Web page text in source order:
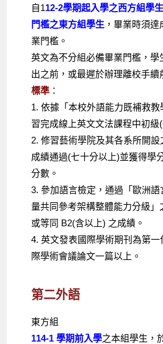
自112-2學期起入學之西方組學
門檻之東方組學生 ，畢業時須
業門檻。
英文為不分組必備畢業門檻，學
出之前，或最遲於辦理離校手續
標準 ：
1. 依據「本校外語能力既補救
習完成線上英文文法課程中初級
2. 修習藝術學院及其各系所開設
成績通過(七十分以上)並獲得學
分數。
3. 參加語言檢定，通過「歐洲
量共同參考架構整體能力分級」
或等同 B2(含以上) 之成績。
4. 英文發表國際學術期刊為第一
際學術會議論文一篇以上。
第二外語
東方組
114-1 學期前入學之本組學生，